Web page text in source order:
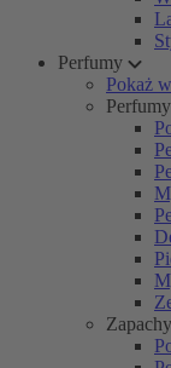
Perfumy
Pokaż